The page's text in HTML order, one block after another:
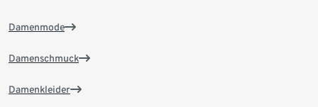
Damenmode
Damenschmuck
Damenkleider